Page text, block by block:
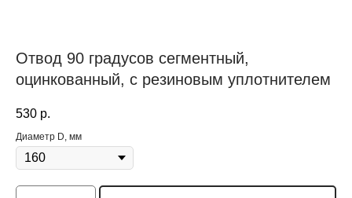
Отвод 90 градусов сегментный,
оцинкованный, с резиновым уплотнителем
530 р.
Диаметр D, мм